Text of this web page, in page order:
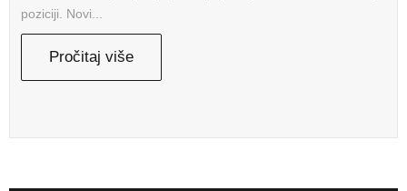
poziciji. Novi...
Pročitaj više